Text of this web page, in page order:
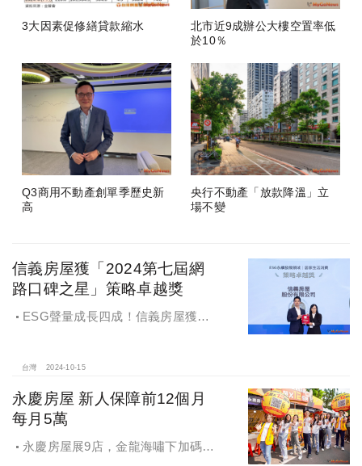
3大因素促修繕貸款縮水
北市近9成辦公大樓空置率低
於10％
Q3商用不動產創單季歷史新
高
央行不動產「放款降溫」立
場不變
信義房屋獲「2024第七屆網
路口碑之星」策略卓越獎
ESG聲量成長四成！信義房屋獲
台灣 2024-10-15
永慶房屋 新人保障前12個月
每月5萬
永慶房屋展9店，金龍海嘯下加碼員